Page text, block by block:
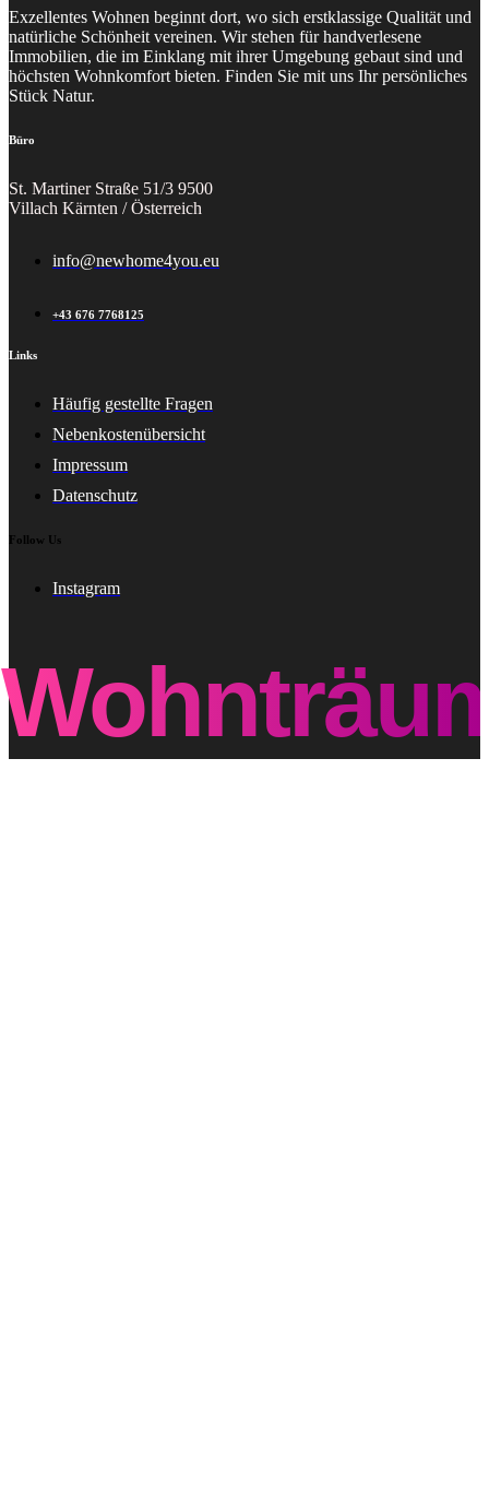
Exzellentes Wohnen beginnt dort, wo sich erstklassige Qualität und
natürliche Schönheit vereinen. Wir stehen für handverlesene
Immobilien, die im Einklang mit ihrer Umgebung gebaut sind und
höchsten Wohnkomfort bieten. Finden Sie mit uns Ihr persönliches
Stück Natur.
Büro
St. Martiner Straße 51/3 9500
Villach Kärnten / Österreich
info@newhome4you.eu
+43 676 7768125
Links
Häufig gestellte Fragen
Nebenkostenübersicht
Impressum
Datenschutz
Follow Us
Instagram